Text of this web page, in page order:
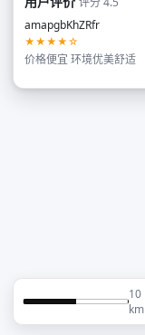
amapgbKhZRfr
★★★★☆
价格便宜 环境优美舒适
10
km